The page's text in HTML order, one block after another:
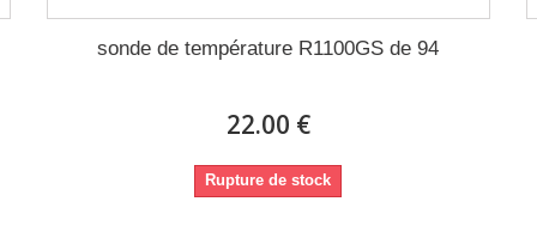
sonde de température R1100GS de 94
22.00 €
Rupture de stock